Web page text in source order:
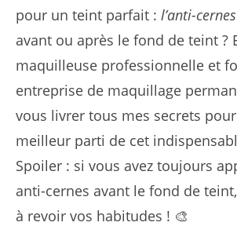
pour un teint parfait : l’anti-cernes
avant ou après le fond de teint ?
maquilleuse professionnelle et
entreprise de maquillage
vous livrer tous mes secrets
meilleur parti de cet
Spoiler : si vous avez toujours
anti-cernes avant le fond de
à revoir vos habitudes ! 🎨